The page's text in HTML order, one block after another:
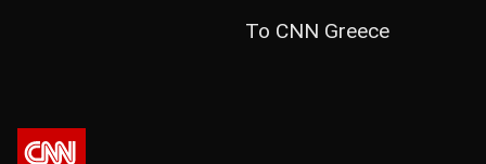
Το CNN Greece